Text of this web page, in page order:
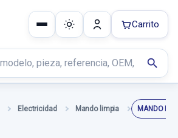
search
Carrito
Electricidad Mando limpia MANDO